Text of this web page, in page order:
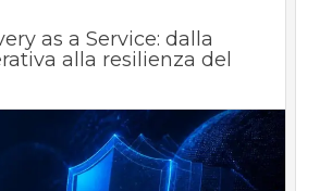
as a Service: dalla
alla resilienza del